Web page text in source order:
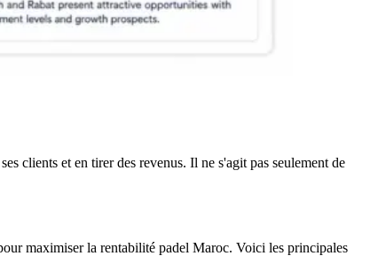
clients et en tirer des revenus. Il ne s'agit pas seulement de
maximiser la rentabilité padel Maroc. Voici les principales